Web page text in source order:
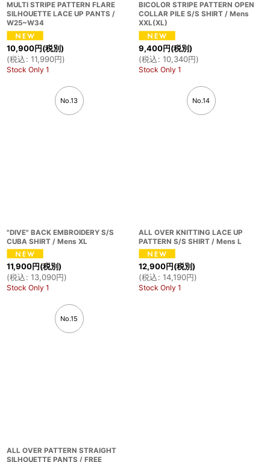
MULTI STRIPE PATTERN FLARE
SILHOUETTE LACE UP PANTS /
W25~W34
10,900円(税別)
(税込: 11,990円)
Stock Only 1
BICOLOR STRIPE PATTERN OPEN
COLLAR PILE S/S SHIRT / Mens
XXL(XL)
9,400円(税別)
(税込: 10,340円)
Stock Only 1
No.13
"DIVE" BACK EMBROIDERY S/S
CUBA SHIRT / Mens XL
11,900円(税別)
(税込: 13,090円)
Stock Only 1
No.14
ALL OVER KNITTING LACE UP
PATTERN S/S SHIRT / Mens L
12,900円(税別)
(税込: 14,190円)
Stock Only 1
No.15
ALL OVER PATTERN STRAIGHT
SILHOUETTE PANTS / FREE